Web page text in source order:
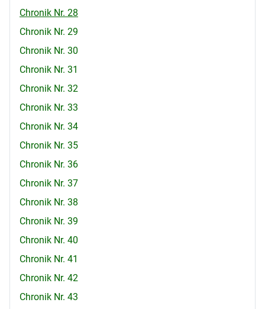
Chronik Nr. 28
Chronik Nr. 29
Chronik Nr. 30
Chronik Nr. 31
Chronik Nr. 32
Chronik Nr. 33
Chronik Nr. 34
Chronik Nr. 35
Chronik Nr. 36
Chronik Nr. 37
Chronik Nr. 38
Chronik Nr. 39
Chronik Nr. 40
Chronik Nr. 41
Chronik Nr. 42
Chronik Nr. 43